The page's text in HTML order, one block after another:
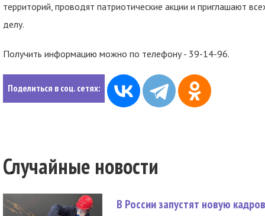
территорий, проводят патриотические акции и приглашают
делу.
Получить информацию можно по телефону - 39-14-96.
Поделиться в соц. сетях:
Случайные новости
В России запустят новую